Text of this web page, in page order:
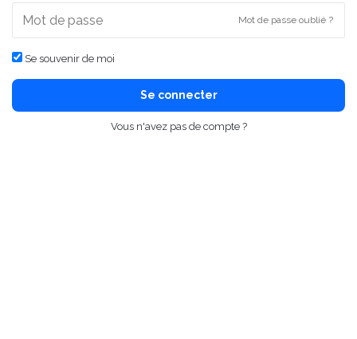
Mot de passe oublié ?
Se souvenir de moi
Se connecter
Vous n'avez pas de compte ?